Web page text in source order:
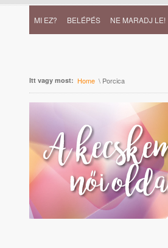
MI EZ? BELÉPÉS NE MARADJ LE!
Itt vagy most: Home \ Porcica